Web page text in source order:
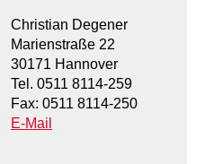
Feld “Deisterspatzen”
Straße
/
Christian Degener
Marienstraße 22
30171 Hannover
Tel. 0511 8114-259
Fax: 0511 8114-250
E-Mail